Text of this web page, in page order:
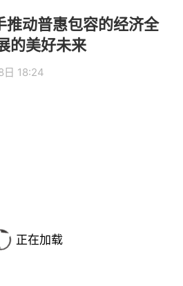
推动普惠包容的经济全
的美好未来
日 18:24
正在加载